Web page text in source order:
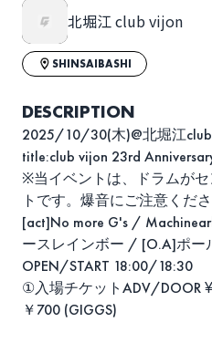
北堀江 club vijon
SHINSAIBASHI
DESCRIPTION
2025/10/30(木)@北堀江
title:club vijon 23rd
※当イベントは、ドラムが
トです。爆音にご注意くださ
[act]No more G's /
ースレインボー / [O.A]ポー
OPEN/START 18:00/18:30
①入場チケットADV/DOOR
￥700 (GIGGS)